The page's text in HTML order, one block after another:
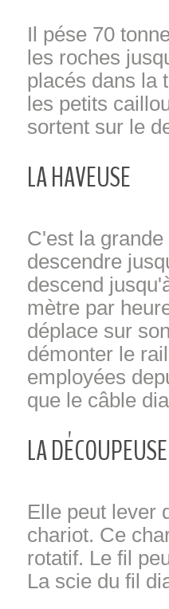
Il pése 70
les roches
placés dans la
les petits
sortent sur le
LA HAVEUSE
C'est la
descendre
descend
mètre par
déplace sur
démonter le
employées
que le câble
LA
Elle peut lever
chariot. Ce
rotatif. Le fil
La scie du fil